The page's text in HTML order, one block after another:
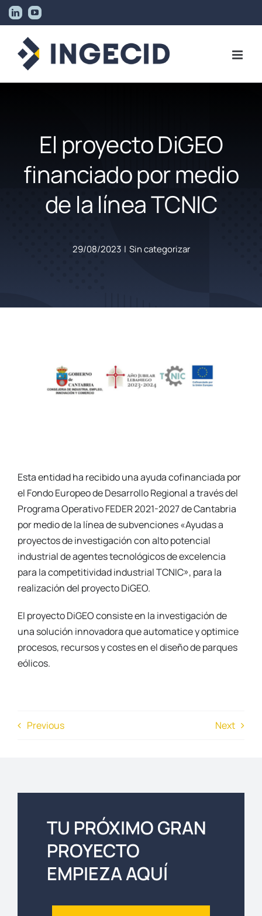
Skip
to
content
LinkedInYouTube
El proyecto DiGEO
financiado por medio
de la línea TCNIC
29/08/2023 | Sin categorizar
Esta entidad ha recibido una ayuda cofinanciada por
el Fondo Europeo de Desarrollo Regional a través del
Programa Operativo FEDER 2021-2027 de Cantabria
por medio de la línea de subvenciones «Ayudas a
proyectos de investigación con alto potencial
industrial de agentes tecnológicos de excelencia
para la competitividad industrial TCNIC», para la
realización del proyecto DiGEO.
El proyecto DiGEO consiste en la investigación de
una solución innovadora que automatice y optimice
procesos, recursos y costes en el diseño de parques
eólicos.
Previous Next
TU PRÓXIMO GRAN
PROYECTO
EMPIEZA AQUÍ